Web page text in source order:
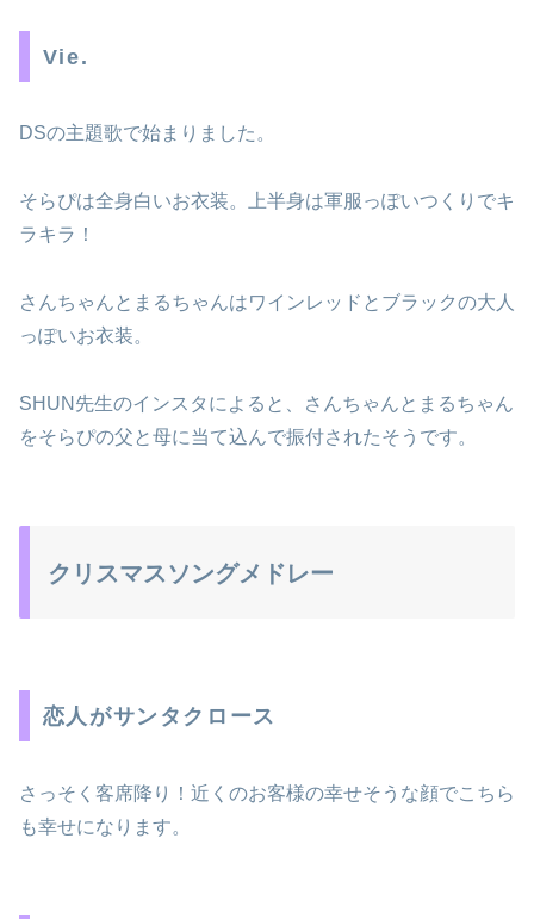
Vie.
DSの主題歌で始まりました。
そらぴは全身白いお衣装。上半身は軍服っぽいつくりでキ
ラキラ！
さんちゃんとまるちゃんはワインレッドとブラックの大人
っぽいお衣装。
SHUN先生のインスタによると、さんちゃんとまるちゃん
をそらぴの父と母に当て込んで振付されたそうです。
クリスマスソングメドレー
恋人がサンタクロース
さっそく客席降り！近くのお客様の幸せそうな顔でこちら
も幸せになります。